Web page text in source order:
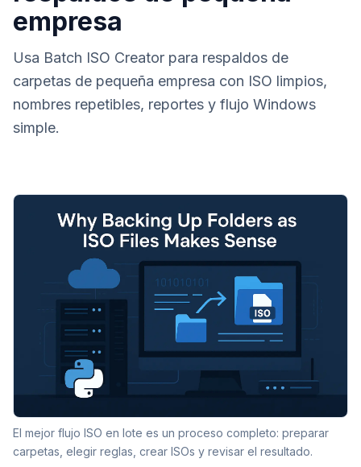
empresa
Usa Batch ISO Creator para respaldos de
carpetas de pequeña empresa con ISO limpios,
nombres repetibles, reportes y flujo Windows
simple.
El mejor flujo ISO en lote es un proceso completo: preparar
carpetas, elegir reglas, crear ISOs y revisar el resultado.